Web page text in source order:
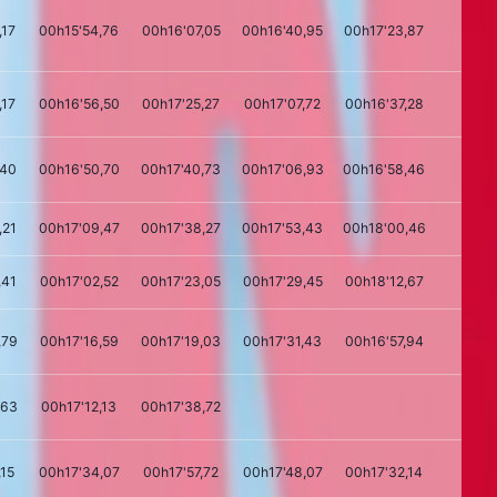
00h15'54,76 00h16'07,05 00h16'40,95 00h17'23,87
00h16'56,50 00h17'25,27 00h17'07,72 00h16'37,28
00h16'50,70 00h17'40,73 00h17'06,93 00h16'58,46
00h17'09,47 00h17'38,27 00h17'53,43 00h18'00,46
00h17'02,52 00h17'23,05 00h17'29,45 00h18'12,67
00h17'16,59 00h17'19,03 00h17'31,43 00h16'57,94
00h17'12,13 00h17'38,72
00h17'34,07 00h17'57,72 00h17'48,07 00h17'32,14